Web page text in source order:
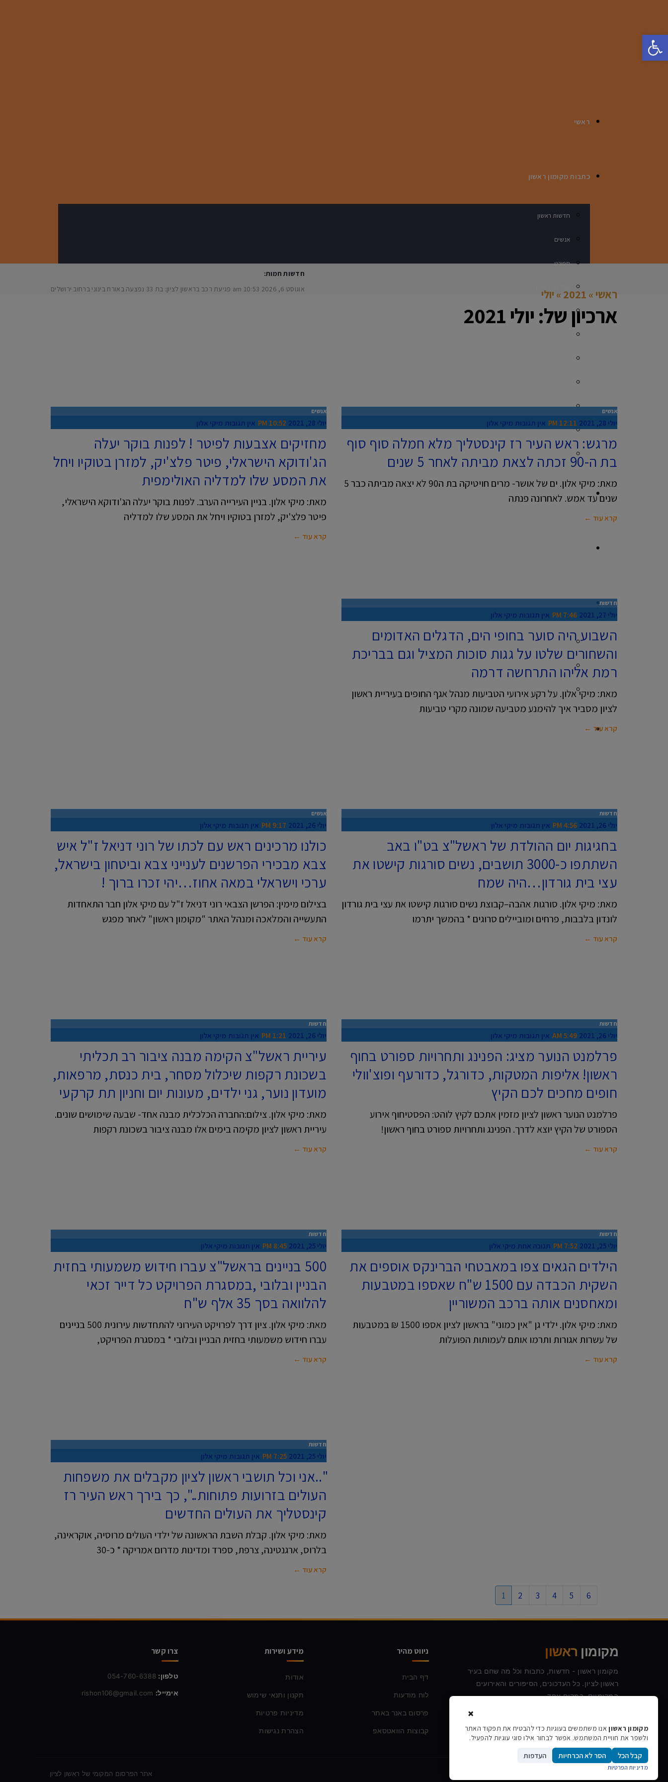
ראשי
כתבות מקומון ראשון
חדשות ראשון
אנשים
ספורט
נדלן
רכילות
חינוך
לוח מודעות ראשון לציון
טיפ שווה זהב
כושר ובריאות
קבוצות וואטסאפ
חדשות חמות:
אוגוסט 6, 2026
10:53 am פגיעת רכב בראשון לציון: בת 33 נפצעה באורח בינוני ברחוב ירושלים ראשי»
2021
» יולי
ארכיון של: יולי 2021
אנשים
יולי 28, 2021 10:52 PM אין תגובות מיקי אלון
מחזיקים אצבעות לפיטר ! לפנות בוקר יעלה
הג'ודוקא הישראלי, פיטר פלצ'יק, למזרן בטוקיו ויחל
את המסע שלו למדליה האולימפית
מאת: מיקי אלון. בניין העירייה הערב. לפנות בוקר יעלה הג'ודוקא הישראלי,
פיטר פלצ'יק, למזרן בטוקיו ויחל את המסע שלו למדליה
קרא עוד ←
אנשים
יולי 28, 2021 12:11 PM אין תגובות מיקי אלון
מרגש: ראש העיר רז קינסטליך מלא חמלה סוף סוף
בת ה-90 זכתה לצאת מביתה לאחר 5 שנים
מאת: מיקי אלון. ים של אושר- מרים חויטיקה בת ה90 לא יצאה מביתה כבר 5
שנים עד אמש. לאחרונה פנתה
קרא עוד ←
חדשות
יולי 27, 2021 7:46 PM אין תגובות מיקי אלון
השבוע היה סוער בחופי הים, הדגלים האדומים
והשחורים שלטו על גגות סוכות המציל וגם בבריכת
רמת אליהו התרחשה דרמה
מאת: מיקי אלון. על רקע אירועי הטביעות מנהל אגף החופים בעיריית ראשון
לציון מסביר איך להימנע מטביעה שמונה מקרי טביעות
קרא עוד ←
אנשים
יולי 26, 2021 9:17 PM אין תגובות מיקי אלון
כולנו מרכינים ראש עם לכתו של רוני דניאל ז"ל איש
צבא מבכירי הפרשנים לענייני צבא וביטחון בישראל,
ערכי וישראלי במאה אחוז…יהי זכרו ברוך !
בצילום מימין: הפרשן הצבאי רוני דניאל ז"ל עם מיקי אלון חבר התאחדות
התעשייה והמלאכה ומנהל האתר "מקומון ראשון" לאחר מפגש
קרא עוד ←
חדשות
יולי 26, 2021 4:56 PM אין תגובות מיקי אלון
בחגיגות יום ההולדת של ראשל"צ בט"ו באב
השתתפו כ-3000 תושבים, נשים סורגות קישטו את
עצי בית גורדון…היה שמח
מאת: מיקי אלון. סורגות אהבה–קבוצת נשים סורגות קישטו את עצי בית גורדון
לונדון בלבבות, פרחים ומוביילים סרוגים * בהמשך יתרמו
קרא עוד ←
חדשות
יולי 26, 2021 1:21 PM אין תגובות מיקי אלון
עיריית ראשל"צ הקימה מבנה ציבור רב תכליתי
בשכונת רקפות שיכלול מסחר, בית כנסת, מרפאות,
מועדון נוער, גני ילדים, מעונות יום וחניון תת קרקעי
מאת: מיקי אלון. צילום:החברה הכלכלית מבנה אחד- שבעה שימושים שונים.
עיריית ראשון לציון מקימה בימים אלו מבנה ציבור בשכונת רקפות
קרא עוד ←
חדשות
יולי 26, 2021 5:49 AM אין תגובות מיקי אלון
פרלמנט הנוער מציג: הפנינג ותחרויות ספורט בחוף
ראשון! אליפות המטקות, כדורגל, כדורעף ופוצ'וולי
חופים מחכים לכם הקיץ
פרלמנט הנוער ראשון לציון מזמין אתכם לקיץ לוהט: הפסטיחוף אירוע
הספורט של הקיץ יוצא לדרך. הפנינג ותחרויות ספורט בחוף ראשון!
קרא עוד ←
חדשות
יולי 25, 2021 8:45 PM אין תגובות מיקי אלון
500 בניינים בראשל"צ עברו חידוש משמעותי בחזית
הבניין ובלובי ,במסגרת הפרויקט כל דייר זכאי
להלוואה בסך 35 אלף ש"ח
מאת: מיקי אלון. ציון דרך לפרויקט העירוני להתחדשות עירונית 500 בניינים
עברו חידוש משמעותי בחזית הבניין ובלובי * במסגרת הפרויקט,
קרא עוד ←
חדשות
יולי 25, 2021 7:52 PM תגובה אחת מיקי אלון
הילדים הגאים צפו במאבטחי הברינקס אוספים את
השקית הכבדה עם 1500 ש"ח שאספו במטבעות
ומאחסנים אותה ברכב המשוריין
מאת: מיקי אלון. ילדי גן "אין כמוני" בראשון לציון אספו 1500 ₪ במטבעות
של עשרות אגורות ותרמו אותם לעמותות הפועלות
קרא עוד ←
חדשות
יולי 25, 2021 7:25 PM אין תגובות מיקי אלון
"..אני וכל תושבי ראשון לציון מקבלים את משפחות
העולים בזרועות פתוחות..", כך בירך ראש העיר רז
קינסטליך את העולים החדשים
מאת: מיקי אלון. קבלת השבת הראשונה של ילדי העולים מרוסיה, אוקראינה,
בלרוס, ארגנטינה, צרפת, ספרד ומדינות מדרום אמריקה * כ-30
קרא עוד ←
1 2 3 4 5 6
מקומון ראשון
מקומון ראשון - חדשות, כתבות וכל מה שחם בעיר
ראשון לציון. כל העדכונים, הסיפורים והאירועים
המקומיים, במקום אחד.
ניווט מהיר
דף הבית
לוח מודעות
פרסום באנר באתר
קבוצות הוואטסאפ
מידע ושירות
אודות
תקנון ותנאי שימוש
מדיניות פרטיות
הצהרת נגישות
צרו קשר
טלפון: 054-760-6388
אימייל: rishon106@gmail.com
אתר הפרסום המקומי של ראשון לציון
×
מקומון ראשוןאנו משתמשים בעוגיות כדי להבטיח את תפקוד האתר
ולשפר את חוויית המשתמש. אפשר לבחור אילו סוגי עוגיות להפעיל.
קבל הכל הסר לא הכרחיות העדפות
מדיניות הפרטיות
פתח סרגל נגישות